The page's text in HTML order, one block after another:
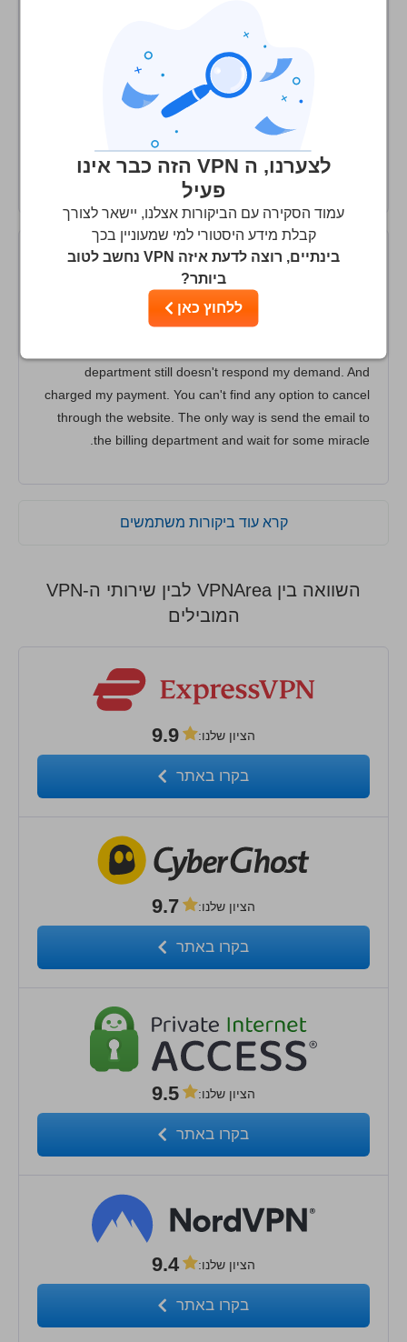
subscription without notifying me or my consent. When I
reached out to customer service I got some generic
responses and then they stopped responding. Also has
never worked with Netflix on any of their 'dedicated
Netflix' servers so it's not even useful. Basically don't trust
this company with your internet privacy, let alone your
payment details because they are dodgy.
department still doesn't respond my demand. And
charged my payment. You can't find any option to cancel
through the website. The only way is send the email to
the billing department and wait for some miracle.
קרא עוד ביקורות משתמשים
השוואה בין VPNArea לבין שירותי ה-VPN
המובילים
הציון שלנו:
9.9
בקרו באתר
הציון שלנו:
9.7
בקרו באתר
הציון שלנו:
9.5
בקרו באתר
הציון שלנו:
9.4
בקרו באתר
לצערנו, ה VPN הזה כבר אינו
פעיל
עמוד הסקירה עם הביקורות אצלנו, יישאר לצורך
קבלת מידע היסטורי למי שמעוניין בכך
בינתיים, רוצה לדעת איזה VPN נחשב לטוב
ביותר?
ללחוץ כאן